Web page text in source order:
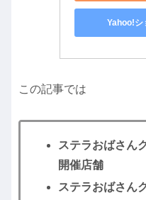
Yahoo!シ
この記事では
ステラおばさん
開催店舗
ステラおばさん